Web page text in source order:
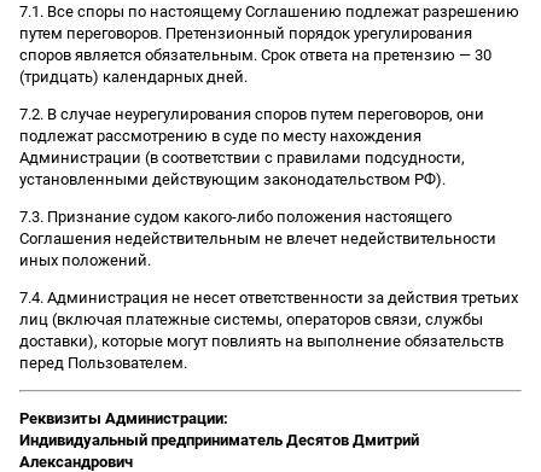
7.1. Все споры по настоящему Соглашению подлежат разрешению
путем переговоров. Претензионный порядок урегулирования
споров является обязательным. Срок ответа на претензию — 30
(тридцать) календарных дней.
7.2. В случае неурегулирования споров путем переговоров, они
подлежат рассмотрению в суде по месту нахождения
Администрации (в соответствии с правилами подсудности,
установленными действующим законодательством РФ).
7.3. Признание судом какого-либо положения настоящего
Соглашения недействительным не влечет недействительности
иных положений.
7.4. Администрация не несет ответственности за действия третьих
лиц (включая платежные системы, операторов связи, службы
доставки), которые могут повлиять на выполнение обязательств
перед Пользователем.
Реквизиты Администрации:
Индивидуальный предприниматель Десятов Дмитрий
Александрович